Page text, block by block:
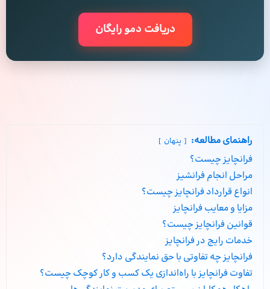
دریافت دمو رایگان
راهنمای مطالعه: پنهان
فرانچایز چیست؟
مراحل انجام فرانشیز
انواع قرارداد فرانچایز چیست؟
مزایا و معایب فرانچایز
قوانین فرانچایز چیست؟
خدمات رایج در فرانچایز
فرانچایز چه تفاوتی با حق نمایندگی دارد؟
تفاوت فرانچایز با راه‌اندازی یک کسب و کار کوچک چیست؟